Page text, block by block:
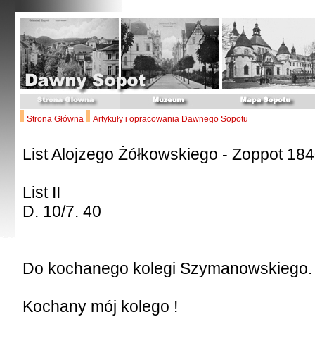
Strona Główna Artykuły i opracowania Dawnego Sopotu
List Alojzego Żółkowskiego - Zoppot
List II
D. 10/7. 40
Do kochanego kolegi Szymanowskiego.
Kochany mój kolego !